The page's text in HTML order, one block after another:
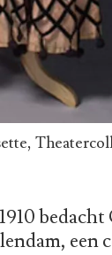
een